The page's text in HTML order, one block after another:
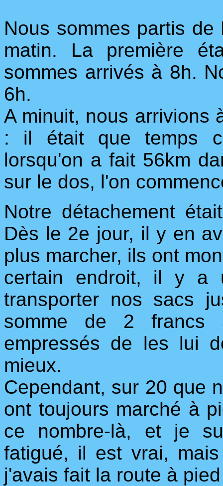
Nous sommes partis
matin. La première
sommes arrivés à 8h.
6h.
A minuit, nous arrivions
: il était que temps
lorsqu'on a fait 56km
sur le dos, l'on
Notre détachement
Dès le 2e jour, il y en
plus marcher, ils ont
certain endroit, il y a
transporter nos sacs
somme de 2 francs
empressés de les lui
mieux.
Cependant, sur 20 que
ont toujours marché à
ce nombre-là, et je
fatigué, il est vrai,
j'avais fait la route à